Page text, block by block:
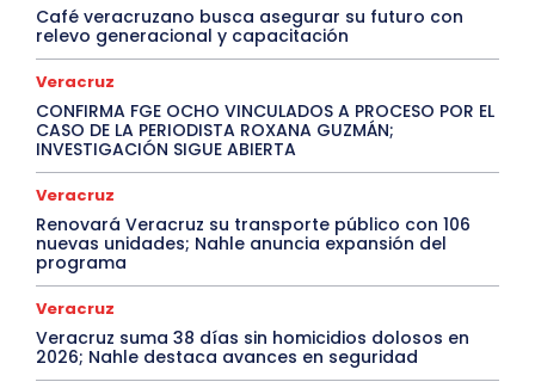
Café veracruzano busca asegurar su futuro con
relevo generacional y capacitación
Veracruz
CONFIRMA FGE OCHO VINCULADOS A PROCESO POR EL
CASO DE LA PERIODISTA ROXANA GUZMÁN;
INVESTIGACIÓN SIGUE ABIERTA
Veracruz
Renovará Veracruz su transporte público con 106
nuevas unidades; Nahle anuncia expansión del
programa
Veracruz
Veracruz suma 38 días sin homicidios dolosos en
2026; Nahle destaca avances en seguridad